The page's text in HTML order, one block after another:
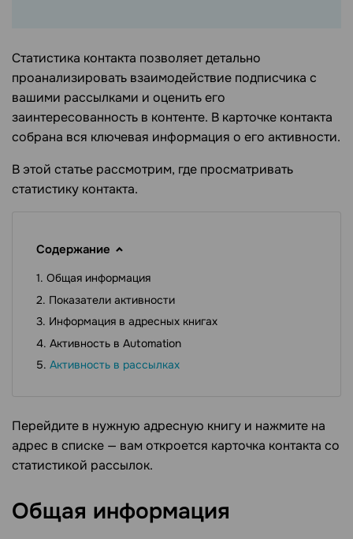
Статистика контакта позволяет детально
проанализировать взаимодействие подписчика с
вашими рассылками и оценить его
заинтересованность в контенте. В карточке контакта
собрана вся ключевая информация о его активности.
В этой статье рассмотрим, где просматривать
статистику контакта.
Содержание
Общая информация
Показатели активности
Информация в адресных книгах
Активность в Automation
Активность в рассылках
Перейдите в нужную адресную книгу и нажмите на
адрес в списке — вам откроется карточка контакта со
статистикой рассылок.
Общая информация